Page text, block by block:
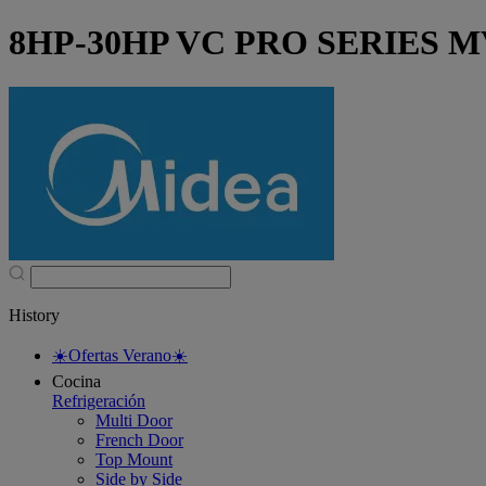
8HP-30HP VC PRO SERIES
History
☀️Ofertas Verano☀️
Cocina
Refrigeración
Multi Door
French Door
Top Mount
Side by Side